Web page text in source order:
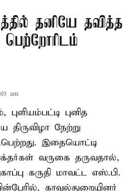
தனியே தவித்த
பெற்றோரிடம்
am
புளியம்பட்டி புனித
நேற்று
இதையொட்டி
வருகை தருவதால்,
கருதி மாவட்ட எஸ்.பி.
காவல்துறையினர்